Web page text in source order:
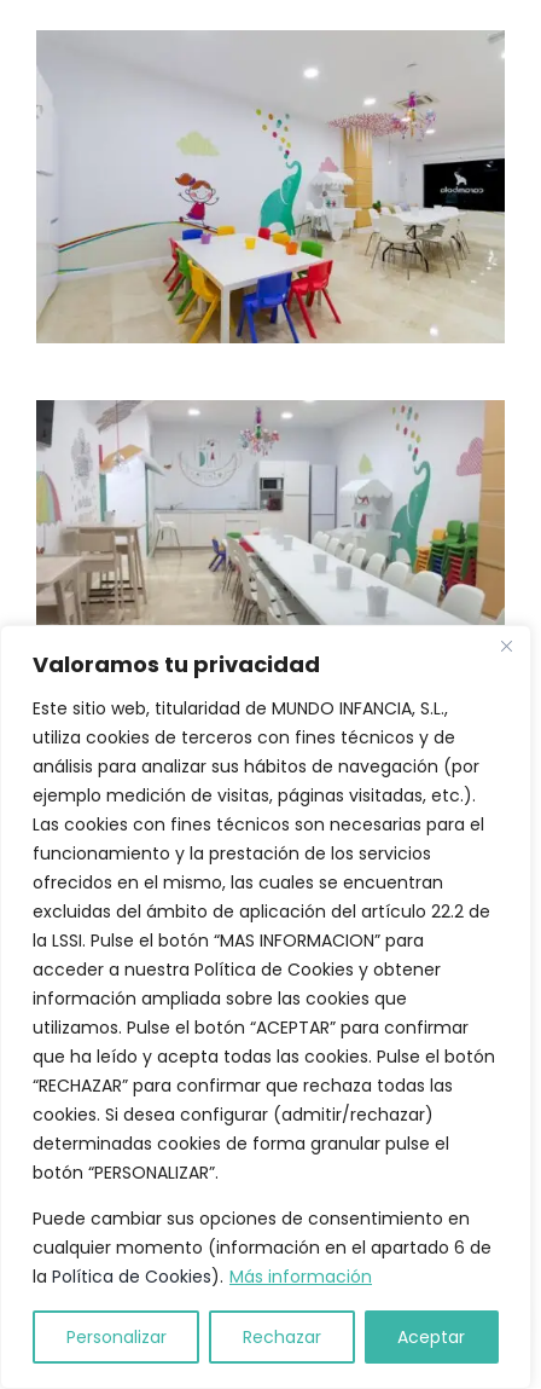
Valoramos tu privacidad
Este sitio web, titularidad de MUNDO INFANCIA, S.L.,
utiliza cookies de terceros con fines técnicos y de
análisis para analizar sus hábitos de navegación (por
ejemplo medición de visitas, páginas visitadas, etc.).
Las cookies con fines técnicos son necesarias para el
funcionamiento y la prestación de los servicios
ofrecidos en el mismo, las cuales se encuentran
excluidas del ámbito de aplicación del artículo 22.2 de
la LSSI. Pulse el botón “MAS INFORMACION” para
acceder a nuestra Política de Cookies y obtener
información ampliada sobre las cookies que
utilizamos. Pulse el botón “ACEPTAR” para confirmar
que ha leído y acepta todas las cookies. Pulse el botón
“RECHAZAR” para confirmar que rechaza todas las
cookies. Si desea configurar (admitir/rechazar)
determinadas cookies de forma granular pulse el
botón “PERSONALIZAR”.
Puede cambiar sus opciones de consentimiento en
cualquier momento (información en el apartado 6 de
la Política de Cookies). Más información
Personalizar Rechazar Aceptar